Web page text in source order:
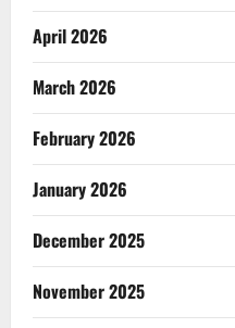
April 2026
March 2026
February 2026
January 2026
December 2025
November 2025